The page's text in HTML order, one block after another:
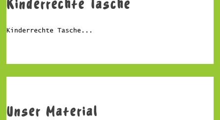
Kinderrechte Tasche...
Unser Material